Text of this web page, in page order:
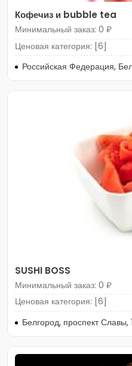
Кофечиз и bubble tea
Минимальный заказ: 0 ₽
Ценовая категория: [6]
Российская Федерация,
SUSHI BOSS
Минимальный заказ: 0 ₽
Ценовая категория: [6]
Белгород, проспект Славы,